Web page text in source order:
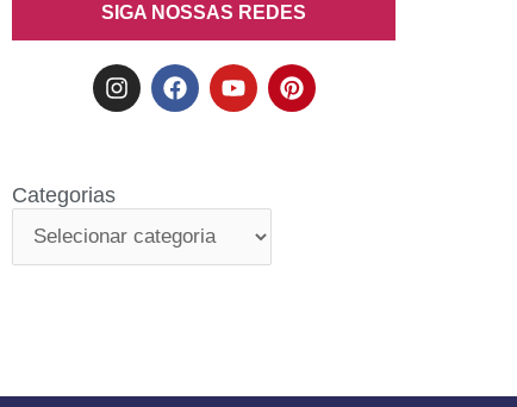
SIGA NOSSAS REDES
Categorias